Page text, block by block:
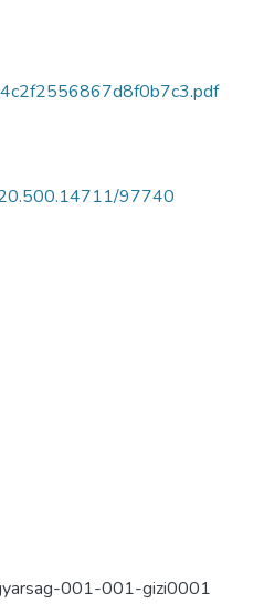
97740
001-001-gizi0001